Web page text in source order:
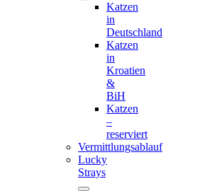
Katzen
in
Deutschland
Katzen
in
Kroatien
&
BiH
Katzen
–
reserviert
Vermittlungsablauf
Lucky
Strays